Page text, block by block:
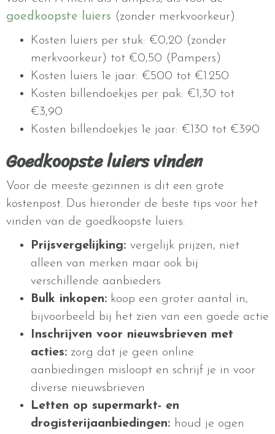
goedkoopste luiers (zonder merkvoorkeur).
Kosten luiers per stuk: €0,20 (zonder
merkvoorkeur) tot €0,50 (Pampers)
Kosten luiers 1e jaar: €500 tot €1.250
Kosten billendoekjes per pak: €1,30 tot
€3,90
Kosten billendoekjes 1e jaar: €130 tot €390
Goedkoopste luiers vinden
Voor de meeste gezinnen is dit een grote
kostenpost. Dus hieronder de beste tips voor het
vinden van de goedkoopste luiers:
Prijsvergelijking: vergelijk prijzen, niet
alleen van merken maar ook bij
verschillende aanbieders
Bulk inkopen: koop een groter aantal in,
bijvoorbeeld bij het zien van een goede actie
Inschrijven voor nieuwsbrieven met
acties: zorg dat je geen online
aanbiedingen misloopt en schrijf je in voor
diverse nieuwsbrieven
Letten op supermarkt- en
drogisterijaanbiedingen: houd je ogen